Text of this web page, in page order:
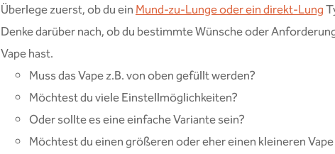
Überlege zuerst, ob du einMund-zu-Lunge oder ein direkt-Lung
Denke darüber nach, ob du bestimmte Wünsche oder
Vape hast.
Muss das Vape z.B. von oben gefüllt werden?
Möchtest du viele Einstellmöglichkeiten?
Oder sollte es eine einfache Variante sein?
Möchtest du einen größeren oder eher einen kleineren